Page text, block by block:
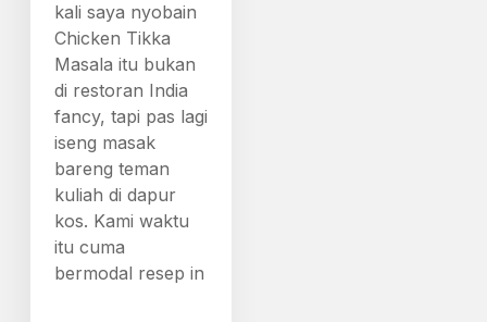
kali saya nyobain
Chicken Tikka
Masala itu bukan
di restoran India
fancy, tapi pas lagi
iseng masak
bareng teman
kuliah di dapur
kos. Kami waktu
itu cuma
bermodal resep in